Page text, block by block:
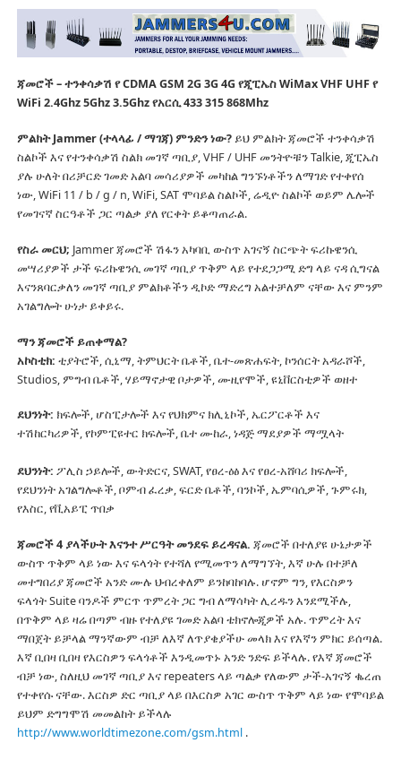
ጃመሮች – ተንቀሳቃሽ የ CDMA GSM 2G 3G 4G የጂፒኤስ WiMax VHF UHF የ
WiFi 2.4Ghz 5Ghz 3.5Ghz የአርሲ 433 315 868Mhz
ምልክት Jammer (ተላላፊ / ማገጃ) ምንድን ነው?ይህ ምልክት ጃመሮች ተንቀሳቃሽ
ስልኮች እና የተንቀሳቃሽ ስልክ መገኛ ጣቢያ, VHF / UHF መንትዮቹን Talkie, ጂፒኤስ
ያሉ ሁለት በሪቻርድ ገመድ አልባ መሳሪያዎች መካከል ግንኙነቶችን ለማገድ የተቀየሰ
ነው, WiFi 11 / b / g / n, WiFi, SAT ሞባይል ስልኮች, ሬዲዮ ስልኮች ወይም ሌሎች
የመገናኛ ስርዓቶች ጋር ጣልቃ ያለ የርቀት ይቆጣጠራል.
የስራ መርህ; Jammer ጃመሮች ሽፋን አካባቢ ውስጥ አገናኝ ስርጭት ፍሪኩዌንሲ
መሣሪያዎች ታች ፍሪኩዌንሲ መገኛ ጣቢያ ጥቅም ላይ የተደጋጋሚ ድግ ላይ ናዳ ሲግናል
እናንጸባርቃለን መገኛ ጣቢያ ምልክቶችን ዲኮድ ማድረግ አልተቻለም ናቸው እና ምንም
አገልግሎት ሁነታ ይቀይሩ.
ማን ጃመሮች ይጠቀማል?
አኮስቲክ: ቲያትሮች, ሲኒማ, ትምህርት ቤቶች, ቤተ-መጽሐፍት, ኮንሰርት አዳራሾች,
Studios, ምግብ ቤቶች, ሃይማኖታዊ ቦታዎች, ሙዚየሞች, ዩኒቨርስቲዎች ወዘተ
ደህንነት: ክፍሎች, ሆስፒታሎች እና የህክምና ክሊኒኮች, ኤርፖርቶች እና
ተሽከርካሪዎች, የኮምፒዩተር ክፍሎች, ቤተ ሙከራ, ነዳጅ ማደያዎች ማሟላት
ደህንነት: ፖሊስ ኃይሎች, ውትድርና, SWAT, የፀረ-ዕፅ እና የፀረ-አሸባሪ ክፍሎች,
የደህንነት አገልግሎቶች, ቦምብ ፈረቃ, ፍርድ ቤቶች, ባንኮች, ኤምባሲዎች, ጉምሩክ,
የእስር, የቪአይፒ ጥበቃ
ጃመሮች 4 ያላችሁት እናንተ ሥርዓት መንደፍ ይረዳናል. ጃመሮች በተለያዩ ሁኔታዎች
ውስጥ ጥቅም ላይ ነው እና ፍላጎት የተሻለ የሚመጥን ለማግኘት, እኛ ሁሉ በተቻለ
መተግበሪያ ጃመሮች አንድ ሙሉ ህብረቀለም ይንከባከባሉ. ሆኖም ግን, የእርስዎን
ፍላጎት Suite ባንዶች ምርጥ ጥምረት ጋር ግብ ለማሳካት ሊረዱን እንደሚችሉ,
በጥቅም ላይ ዛሬ በጣም ብዙ የተለያዩ ገመድ አልባ ቴክኖሎጂዎች አሉ.ጥምረት እና
ማበጀት ይቻላል ማንኛውም ብቻ ለእኛ ለጥያቄያችሁ መላክ እና የእኛን ምክር ይሰጣል.
እኛ ቢበዛ ቢበዛ የእርስዎን ፍላጎቶች እንዲመጥኑ አንድ ንድፍ ይችላሉ.የእኛ ጃመሮች
ብቻ ነው, ስለዚህ መገኛ ጣቢያ እና repeaters ላይ ጣልቃ የለውም ታች-አገናኝ ቈረጠ
የተቀየሱ ናቸው.እርስዎ ድር ጣቢያ ላይ በእርስዎ አገር ውስጥ ጥቅም ላይ ነው የሞባይል
ይህም ድግግሞሽ መመልከት ይችላሉ
http://www.worldtimezone.com/gsm.html.